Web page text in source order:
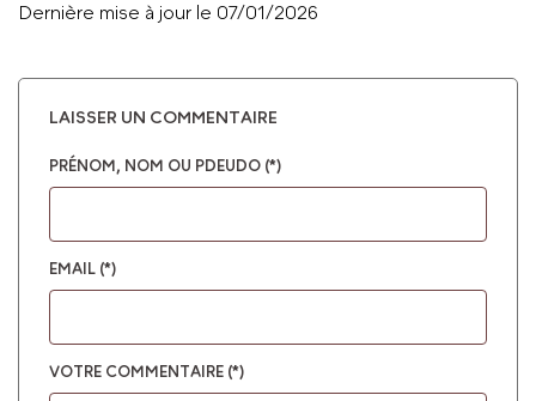
Dernière mise à jour le 07/01/2026
LAISSER UN COMMENTAIRE
PRÉNOM, NOM OU PDEUDO (*)
EMAIL (*)
VOTRE COMMENTAIRE (*)